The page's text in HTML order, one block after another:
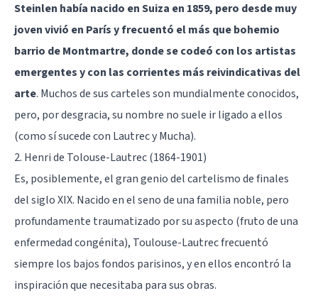
Steinlen había nacido en Suiza en 1859, pero desde muy
joven vivió en París y frecuentó el más que bohemio
barrio de Montmartre, donde se codeó con los artistas
emergentes y con las corrientes más reivindicativas del
arte. Muchos de sus carteles son mundialmente conocidos,
pero, por desgracia, su nombre no suele ir ligado a ellos
(como sí sucede con Lautrec y Mucha).
2. Henri de Tolouse-Lautrec (1864-1901)
Es, posiblemente, el gran genio del cartelismo de finales
del siglo XIX. Nacido en el seno de una familia noble, pero
profundamente traumatizado por su aspecto (fruto de una
enfermedad congénita), Toulouse-Lautrec frecuentó
siempre los bajos fondos parisinos, y en ellos encontró la
inspiración que necesitaba para sus obras.